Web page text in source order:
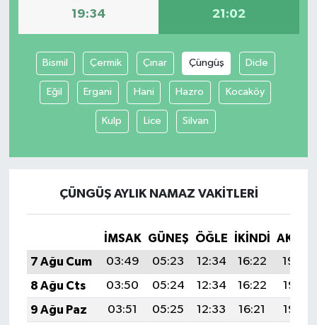
19:34 21:02
Bismil Çermik Çınar Çüngüş Dicle
Eğil Ergani Hani Hazro Kocaköy
Kulp Lice Silvan
ÇÜNGÜŞ AYLIK NAMAZ VAKITLERI
İMSAK GÜNEŞ ÖĞLE İKINDI
7 Ağu Cum
03:49 05:23 12:34 16:22
19:34
8 Ağu Cts
03:50 05:24 12:34 16:22
19:33
9 Ağu Paz
03:51 05:25 12:33 16:21
19:32